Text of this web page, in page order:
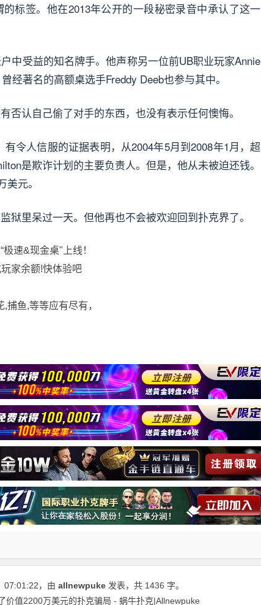
标签。他在2013年公开的一段秘密录音中承认了这一
中受益的知名牌手。他声称另一位前UB职业玩家Annie
经著名的高额桌选手Freddy Deeb也参与其中。
否认自己偷了对手的东西，也没有表示任何懊悔。
令人信服的证据表明，从2004年5月到2008年1月，超
是欺诈计划的主要负责人。但是，他从未被迫还钱。
元。
狱里呆过一天。但他再也不会被欢迎回到扑克界了。
速&现金桌"上线！
家余额!快体验吧
捕鱼,等等应有尽有，
07:01:22，由 allnewpuke 发表，共 1436 字。
价值2200万美元的扑克骗局 - 蜗牛扑克|Allnewpuke